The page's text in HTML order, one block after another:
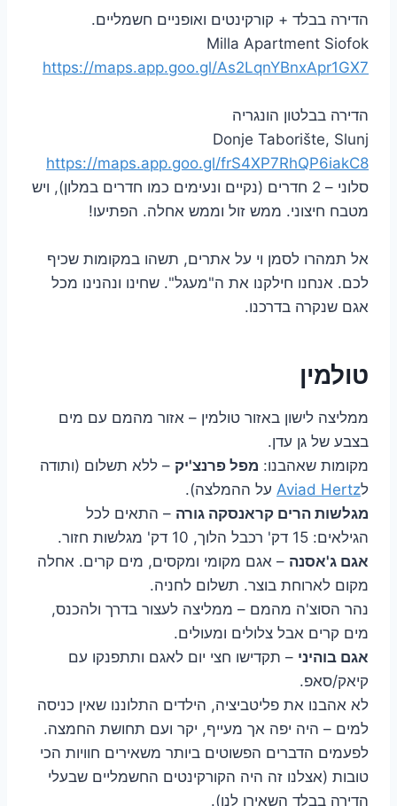
הדירה בבלד + קורקינטים ואופניים חשמליים.
Milla Apartment Siofok
https://maps.app.goo.gl/As2LqnYBnxApr1GX7
הדירה בבלטון הונגריה
Donje Taborište, Slunj
https://maps.app.goo.gl/frS4XP7RhQP6iakC8
סלוני – 2 חדרים (נקיים ונעימים כמו חדרים במלון), ויש
מטבח חיצוני. ממש זול וממש אחלה. הפתיעו!
אל תמהרו לסמן וי על אתרים, תשהו במקומות שכיף
לכם. אנחנו חילקנו את ה"מעגל". שחינו ונהנינו מכל
אגם שנקרה בדרכנו.
טולמין
ממליצה לישון באזור טולמין – אזור מהמם עם מים
בצבע של גן עדן.
מקומות שאהבנו: מפל פרנצ'יק – ללא תשלום (ותודה
לAviad Hertz על ההמלצה).
מגלשות הרים קראנסקה גורה – התאים לכל
הגילאים: 15 דק' רכבל הלוך, 10 דק' מגלשות חזור.
אגם ג'אסנה – אגם מקומי ומקסים, מים קרים. אחלה
מקום לארוחת בוצר. תשלום לחניה.
נהר הסוצ'ה מהמם – ממליצה לעצור בדרך ולהכנס,
מים קרים אבל צלולים ומעולים.
אגם בוהיני – תקדישו חצי יום לאגם ותתפנקו עם
קיאק/סאפ.
לא אהבנו את פליטביציה, הילדים התלוננו שאין כניסה
למים – היה יפה אך מעייף, יקר ועם תחושת החמצה.
לפעמים הדברים הפשוטים ביותר משאירים חוויות הכי
טובות (אצלנו זה היה הקורקינטים החשמליים שבעלי
הדירה בבלד השאירו לנו).